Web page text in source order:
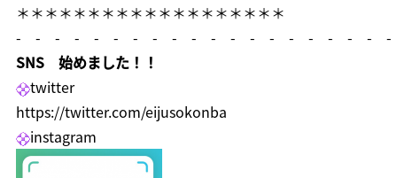
＊＊＊＊＊＊＊＊＊＊＊＊＊＊＊＊＊＊＊
- - - - - - - - - - - - - - - - - - - -
SNS 始めました！！
twitter
https://twitter.com/eijusokonba
instagram